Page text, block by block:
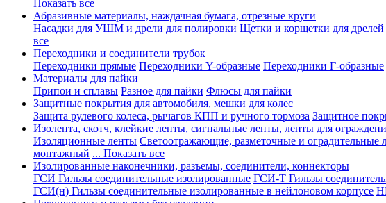
Показать все
Абразивные материалы, наждачная бумага, отрезные круги
Насадки для УШМ и дрели для полировки Щетки и корщетки для
все
Переходники и соединители трубок
Переходники прямые Переходники Y-образные Переходники Г-образные
Материалы для пайки
Припои и сплавы Разное для пайки Флюсы для пайки
Защитные покрытия для автомобиля, мешки для колес
Защита рулевого колеса, рычагов КПП и ручного тормоза Защитное
Изолента, скотч, клейкие ленты, сигнальные ленты, ленты для
Изоляционные ленты Светоотражающие, разметочные и оградительные
монтажный ... Показать все
Изолированные наконечники, разъемы, соединители, коннекторы
ГСИ Гильзы соединительные изолированные ГСИ-Т Гильзы
ГСИ(н) Гильзы соединительные изолированные в нейлоновом корпусе